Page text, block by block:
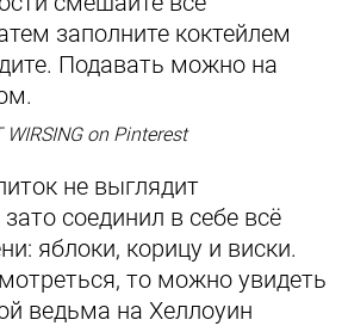
заполните коктейлем
Подавать можно на
on Pinterest
не выглядит
соединил в себе всё
яблоки, корицу и виски.
то можно увидеть
ведьма на Хеллоуин